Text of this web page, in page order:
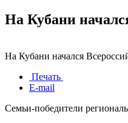
На Кубани
На Кубани начался
Печать
E-mail
Семьи-победители